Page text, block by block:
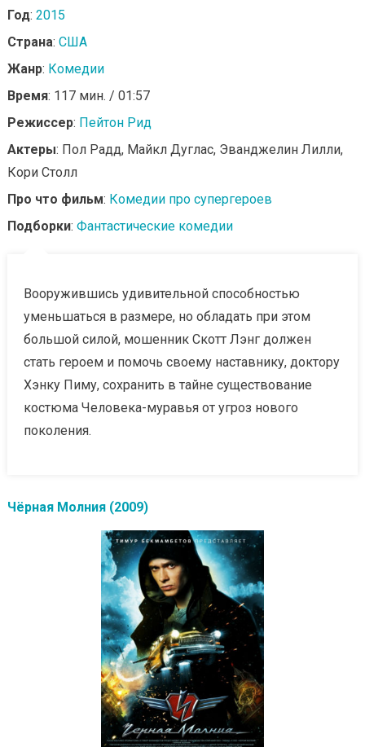
Год: 2015
Страна: США
Жанр: Комедии
Время: 117 мин. / 01:57
Режиссер: Пейтон Рид
Актеры: Пол Радд, Майкл Дуглас, Эванджелин Лилли,
Кори Столл
Про что фильм: Комедии про супергероев
Подборки: Фантастические комедии
Вооружившись удивительной способностью
уменьшаться в размере, но обладать при этом
большой силой, мошенник Скотт Лэнг должен
стать героем и помочь своему наставнику, доктору
Хэнку Пиму, сохранить в тайне существование
костюма Человека-муравья от угроз нового
поколения.
Чёрная Молния (2009)